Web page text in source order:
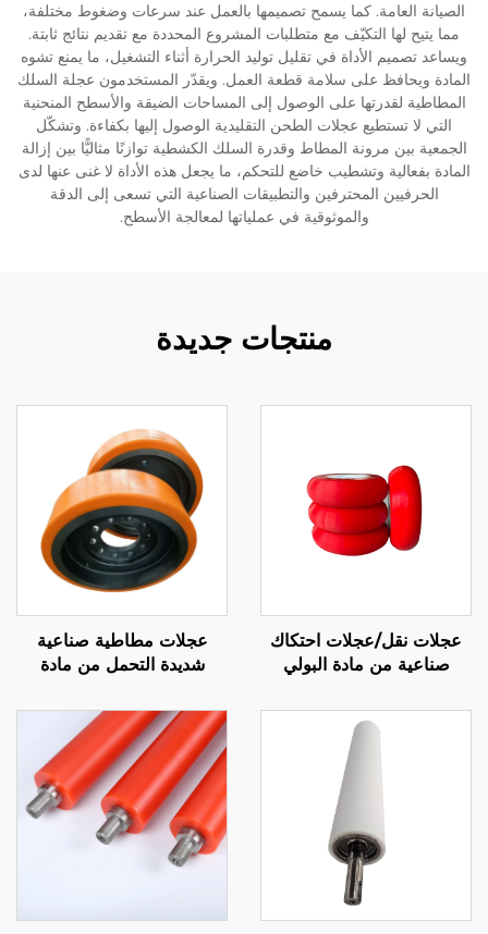
الصيانة العامة. كما يسمح تصميمها بالعمل عند سرعات وضغوط مختلفة،
مما يتيح لها التكيّف مع متطلبات المشروع المحددة مع تقديم نتائج ثابتة.
ويساعد تصميم الأداة في تقليل توليد الحرارة أثناء التشغيل، ما يمنع تشوه
المادة ويحافظ على سلامة قطعة العمل. ويقدّر المستخدمون عجلة السلك
المطاطية لقدرتها على الوصول إلى المساحات الضيقة والأسطح المنحنية
التي لا تستطيع عجلات الطحن التقليدية الوصول إليها بكفاءة. وتشكّل
الجمعية بين مرونة المطاط وقدرة السلك الكشطية توازنًا مثاليًّا بين إزالة
المادة بفعالية وتشطيب خاضع للتحكم، ما يجعل هذه الأداة لا غنى عنها لدى
الحرفيين المحترفين والتطبيقات الصناعية التي تسعى إلى الدقة
والموثوقية في عملياتها لمعالجة الأسطح.
منتجات جديدة
عجلات نقل/عجلات احتكاك
صناعية من مادة البولي
دعم OEM/ODM، مقاومة
عجلات مطاطية صناعية
شديدة التحمل من مادة
للآلات والعربات، خدمة قطع
مخصصة